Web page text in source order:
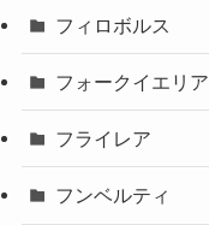
フィロボルス
フォークイエリア
フライレア
フンベルティ